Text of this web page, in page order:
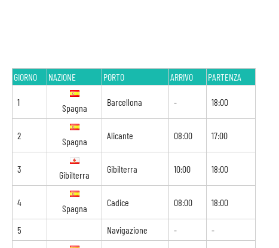
GIORNO NAZIONE PORTO ARRIVO PARTENZA
1
Spagna
Barcellona - 18:00
2
Spagna
Alicante 08:00 17:00
3
Gibilterra
Gibilterra 10:00 18:00
4
Spagna
Cadice 08:00 18:00
5 Navigazione - -